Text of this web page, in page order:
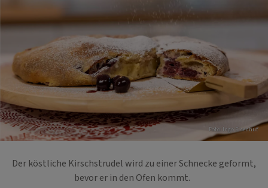
Foto: Ingo Eisenhut
Der köstliche Kirschstrudel wird zu einer Schnecke geformt,
bevor er in den Ofen kommt.